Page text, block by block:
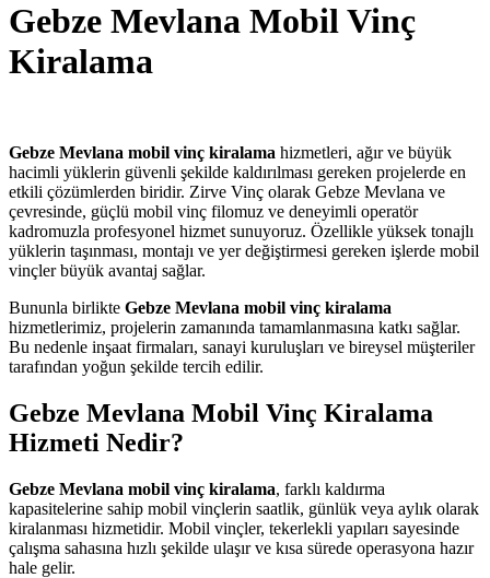
Gebze Mevlana Mobil Vinç
Kiralama
Gebze Mevlana mobil vinç kiralama hizmetleri, ağır ve büyük
hacimli yüklerin güvenli şekilde kaldırılması gereken projelerde en
etkili çözümlerden biridir. Zirve Vinç olarak Gebze Mevlana ve
çevresinde, güçlü mobil vinç filomuz ve deneyimli operatör
kadromuzla profesyonel hizmet sunuyoruz. Özellikle yüksek tonajlı
yüklerin taşınması, montajı ve yer değiştirmesi gereken işlerde mobil
vinçler büyük avantaj sağlar.
Bununla birlikte Gebze Mevlana mobil vinç kiralama
hizmetlerimiz, projelerin zamanında tamamlanmasına katkı sağlar.
Bu nedenle inşaat firmaları, sanayi kuruluşları ve bireysel müşteriler
tarafından yoğun şekilde tercih edilir.
Gebze Mevlana Mobil Vinç Kiralama
Hizmeti Nedir?
Gebze Mevlana mobil vinç kiralama, farklı kaldırma
kapasitelerine sahip mobil vinçlerin saatlik, günlük veya aylık olarak
kiralanması hizmetidir. Mobil vinçler, tekerlekli yapıları sayesinde
çalışma sahasına hızlı şekilde ulaşır ve kısa sürede operasyona hazır
hale gelir.